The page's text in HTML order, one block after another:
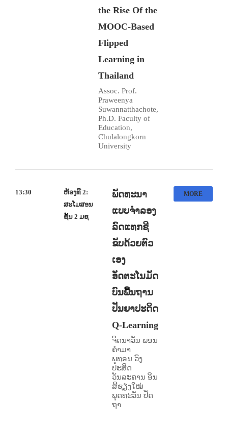
the Rise Of the
MOOC-Based
Flipped
Learning in
Thailand
Assoc. Prof.
Praweenya
Suwannatthachote,
Ph.D. Faculty of
Education,
Chulalongkorn
University
13:30
ຫ້ອງທີ 2:
ສະໂມສອນ
ຊັ້ນ 2 ມຊ
ພັດທະນາ
ແບບຈຳລອງ
ລົດແທກຊີ
ຂັບດ້ວຍຕົວ
ເອງ
ອັດຕະໂນມັດ
ບົນພື້ນຖານ
ປັນຍາປະດິດ
Q-Learning
ຈິດນາວັນ ພອນ
ຄໍາມາ
ພູທອນ ວົງ
ປະສິດ
ວັນລະຄານ ອິນ
ສີຊຽງໃໝ່
ພຸດທະວັນ ປັດ
ຖາ
MORE